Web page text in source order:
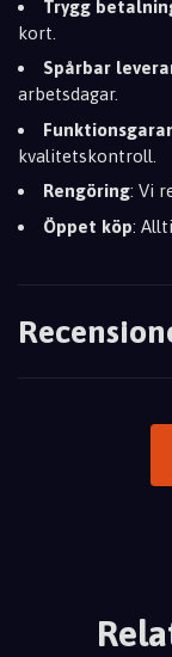
Trygg
kort.
Spårbar
arbetsdagar.
kvalitetskontroll.
Rengöring: Vi
Öppet köp: